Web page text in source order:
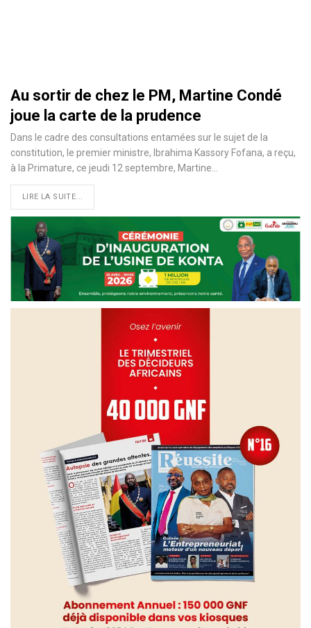
Au sortir de chez le PM, Martine Condé
joue la carte de la prudence
Dans le cadre des consultations entamées sur le sujet de la
constitution, le premier ministre, Ibrahima Kassory Fofana, a reçu,
à la Primature, ce jeudi 12 septembre, Martine
LIRE LA SUITE...